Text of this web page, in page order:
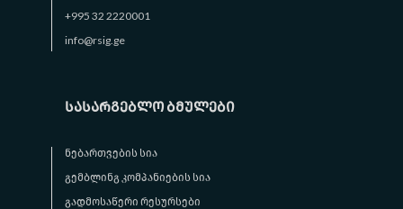
+995 32 2220001
info@rsig.ge
სასარგებლო ბმულები
ნებართვების სია
გემბლინგ კომპანიების სია
გადმოსაწერი რესურსები